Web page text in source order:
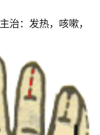
主治：发热，咳嗽，